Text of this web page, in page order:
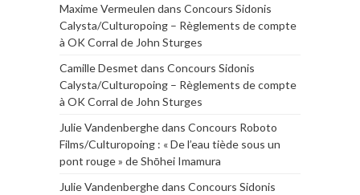
Maxime Vermeulen dans Concours Sidonis
Calysta/Culturopoing – Règlements de compte
à OK Corral de John Sturges
Camille Desmet dans Concours Sidonis
Calysta/Culturopoing – Règlements de compte
à OK Corral de John Sturges
Julie Vandenberghedans Concours Roboto
Films/Culturopoing : « De l’eau tiède sous un
pont rouge » de Shōhei Imamura
Julie Vandenberghedans Concours Sidonis